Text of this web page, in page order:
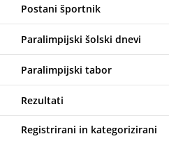
Postani športnik
Paralimpijski šolski dnevi
Paralimpijski tabor
Rezultati
Registrirani in kategorizirani